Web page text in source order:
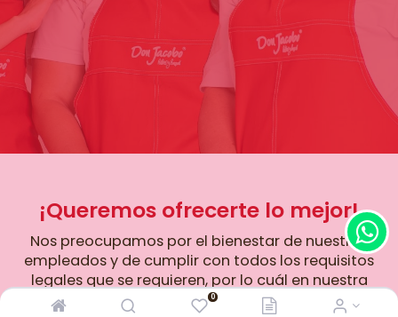
0
¡Queremos ofrecerte lo mejor!
Nos preocupamos por el bienestar de nuestros
empleados y de cumplir con todos los requisitos
legales que se requieren, por lo cuál en nuestra
empresa contamos con tres áreas que te van